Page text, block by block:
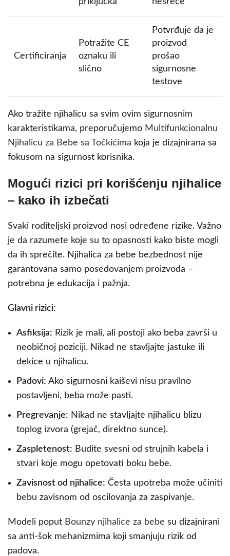
Certificiranja
Potražite CE
oznaku ili
slično
Potvrđuje da je
proizvod
prošao
sigurnosne
testove
Ako tražite njihalicu sa svim ovim sigurnosnim
karakteristikama, preporučujemo Multifunkcionalnu
Njihalicu za Bebe sa Točkićima koja je dizajnirana sa
fokusom na sigurnost korisnika.
Mogući rizici pri korišćenju njihalice
– kako ih izbečati
Svaki roditeljski proizvod nosi određene rizike. Važno
je da razumete koje su to opasnosti kako biste mogli
da ih sprečite. Njihalica za bebe bezbednost nije
garantovana samo posedovanjem proizvoda –
potrebna je edukacija i pažnja.
Glavni rizici:
Asfiksija: Rizik je mali, ali postoji ako beba završi u
neobičnoj poziciji. Nikad ne stavljajte jastuke ili
dekice u njihalicu.
Padovi: Ako sigurnosni kaiševi nisu pravilno
postavljeni, beba može pasti.
Pregrevanje: Nikad ne stavljajte njihalicu blizu
toplog izvora (grejač, direktno sunce).
Zaspletenost: Budite svesni od strujnih kabela i
stvari koje mogu opetovati boku bebe.
Zavisnost od njihalice: Česta upotreba može učiniti
bebu zavisnom od oscilovanja za zaspivanje.
Modeli poput Bounzy njihalice za bebe su dizajnirani
sa anti-šok mehanizmima koji smanjuju rizik od
padova.